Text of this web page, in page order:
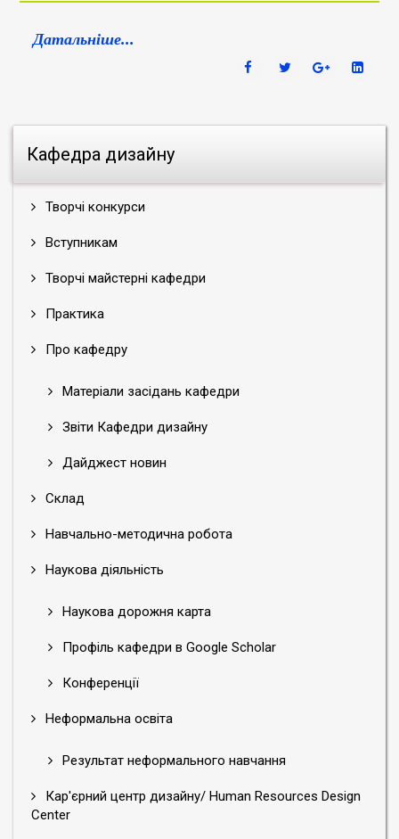
Кафедра дизайну
Творчі конкурси
Вступникам
Творчі майстерні кафедри
Практика
Про кафедру
Матеріали засідань кафедри
Звіти Кафедри дизайну
Дайджест новин
Склад
Навчально-методична робота
Наукова діяльність
Наукова дорожня карта
Профіль кафедри в Google Scholar
Конференції
Неформальна освіта
Результат неформального навчання
Кар'єрний центр дизайну/ Human Resources Design
Center
Датальніше...